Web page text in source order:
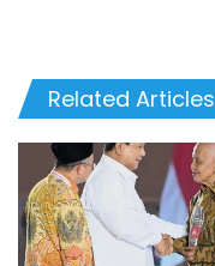
Related Articles